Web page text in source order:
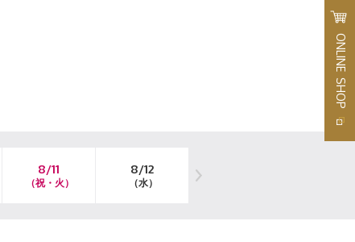
ONLINE
SHOP
8/11
（祝・火）
8/12
（水）